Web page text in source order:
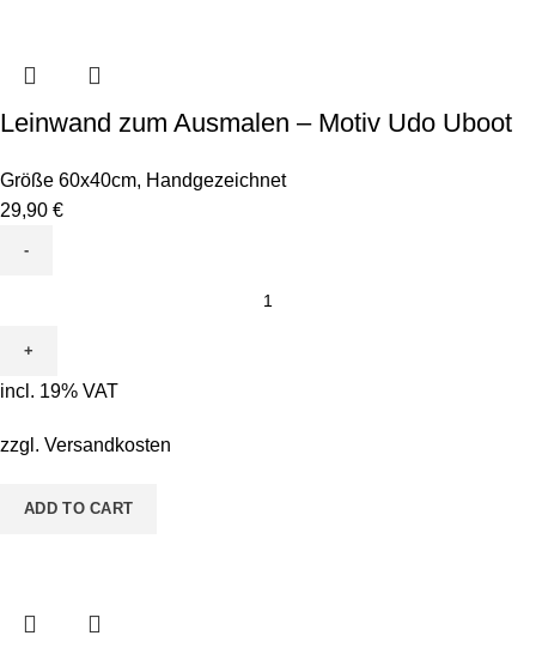
Leinwand zum Ausmalen – Motiv Udo Uboot
Größe 60x40cm, Handgezeichnet
29,90 €
Ausmalen
-
Udo
quantity
incl. 19% VAT
zzgl. Versandkosten
ADD TO CART